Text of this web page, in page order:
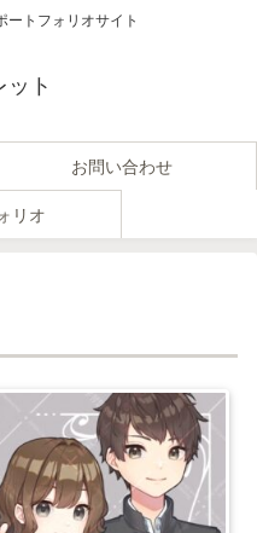
ートフォリオサイト
ット
お問い合わせ
リオ